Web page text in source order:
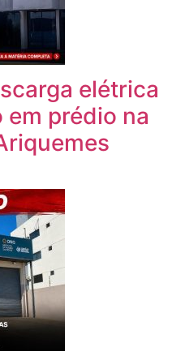
elétrica
prédio na